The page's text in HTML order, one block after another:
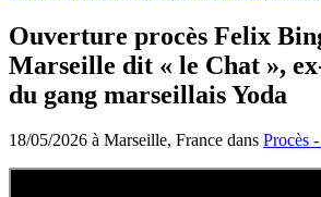
Ouverture procès Felix
Marseille dit « le Chat »,
du gang marseillais Yoda
18/05/2026 à Marseille, France dans Procès